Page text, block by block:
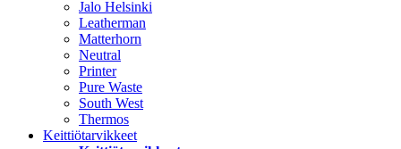
Jalo Helsinki
Leatherman
Matterhorn
Neutral
Printer
Pure Waste
South West
Thermos
Keittiötarvikkeet